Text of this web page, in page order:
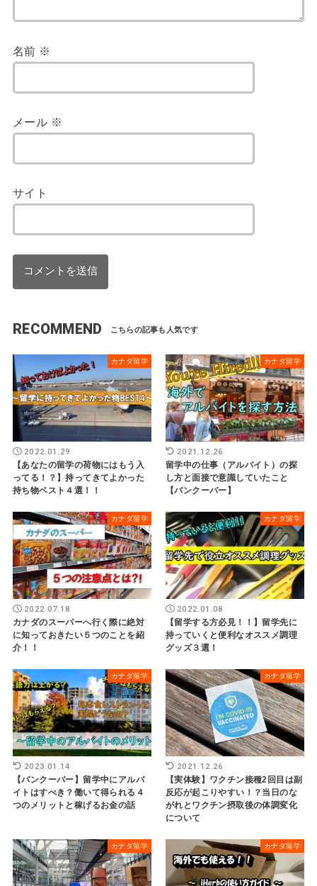
名前 ※
メール ※
サイト
RECOMMEND
カナダ留学
2022.01.29
【あなたの留学の荷物にはもう入
ってる！？】持ってきてよかった
持ち物ベスト４選！！
カナダ留学
2021.12.26
留学中の仕事（アルバイト）の探
し方と面接で意識していたこと
【バンクーバー】
カナダ留学
2022.07.18
カナダのスーパーへ行く際に絶対
に知っておきたい５つのことを紹
介！！
カナダ留学
2022.01.08
【留学する方必見！！】留学先に
持っていくと便利なオススメ調理
グッズ３選！
カナダ留学
2023.01.14
【バンクーバー】留学中にアルバ
イトはすべき？働いて得られる４
つのメリットと稼げるお金の話
カナダ留学
2021.12.26
【実体験】ワクチン接種2回目は副
反応が起こりやすい！？当日のな
がれとワクチン摂取後の体調変化
について
カナダ留学 カナダ留学